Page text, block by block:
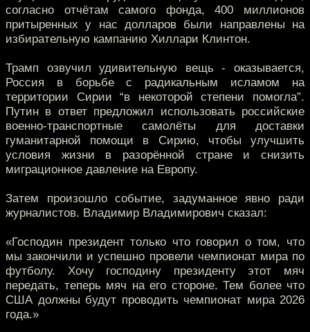
согласно отчётам самого фонда, 400 миллионов
притыренных у нас долларов были направлены на
избирательную кампанию Хиллари Клинтон.
Трамп озвучил удивительную вещь - оказывается,
Россия в борьбе с радикальным исламом на
территории Сирии “в некоторой степени помогла”.
Путин в ответ предложил использовать российские
военно-транспортные самолёты для доставки
гуманитарной помощи в Сирию, чтобы улучшить
условия жизни в разорённой стране и снизить
миграционное давление на Европу.
Затем произошло событие, задуманное явно ради
журналистов. Владимир Владимирович сказал:
«Господин президент только что говорил о том, что
мы закончили и успешно провели чемпионат мира по
футболу. Хочу господину президенту этот мяч
передать, теперь мяч на его стороне. Тем более что
США должны будут проводить чемпионат мира 2026
года.»